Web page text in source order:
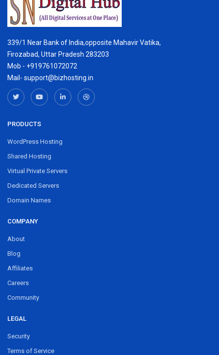
339/1 Near Bank of India,opposite Mahavir Vatika,
Firozabad, Uttar Pradesh 283203
Mob - +919761072072
Mail- support@bizhosting.in
PRODUCTS
WordPress Hosting
Shared Hosting
Virtual Private Servers
Dedicated Servers
Domain Names
COMPANY
About
Blog
Affiliates
Careers
Community
LEGAL
Security
Terms of Service